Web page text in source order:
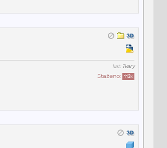
kat: Tvary
Staženo: 113x